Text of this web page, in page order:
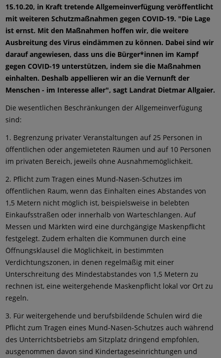
15.10.20, in Kraft tretende Allgemeinverfügung veröffentlicht
mit weiteren Schutzmaßnahmen gegen COVID-19. "Die Lage
ist ernst. Mit den Maßnahmen hoffen wir, die weitere
Ausbreitung des Virus eindämmen zu können. Dabei sind wir
darauf angewiesen, dass uns die Bürger*innen im Kampf
gegen COVID-19 unterstützen, indem sie die Maßnahmen
einhalten. Deshalb appellieren wir an die Vernunft der
Menschen - im Interesse aller", sagt Landrat Dietmar Allgaier.
Die wesentlichen Beschränkungen der Allgemeinverfügung
sind:
1. Begrenzung privater Veranstaltungen auf 25 Personen in
öffentlichen oder angemieteten Räumen und auf 10 Personen
im privaten Bereich, jeweils ohne Ausnahmemöglichkeit.
2. Pflicht zum Tragen eines Mund-Nasen-Schutzes im
öffentlichen Raum, wenn das Einhalten eines Abstandes von
1,5 Metern nicht möglich ist, beispielsweise in belebten
Einkaufsstraßen oder innerhalb von Warteschlangen. Auf
Messen und Märkten wird eine durchgängige Maskenpflicht
festgelegt. Zudem erhalten die Kommunen durch eine
Öffnungsklausel die Möglichkeit, in bestimmten
Verdichtungszonen, in denen regelmäßig mit einer
Unterschreitung des Mindestabstandes von 1,5 Metern zu
rechnen ist, eine weitergehende Maskenpflicht lokal vor Ort zu
regeln.
3. Für weitergehende und berufsbildende Schulen wird die
Pflicht zum Tragen eines Mund-Nasen-Schutzes auch während
des Unterrichtsbetriebs am Sitzplatz dringend empfohlen,
ausgenommen davon sind Kindertageseinrichtungen und